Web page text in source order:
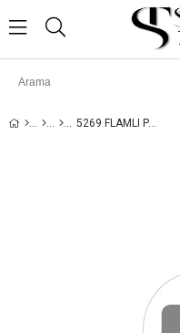
5269 FLAMLI PAMUK EŞARP